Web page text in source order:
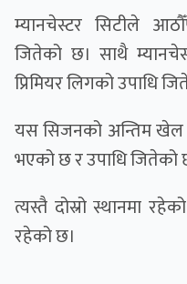
म्यानचेस्टर सिटीले
जितेको छ। साथै
प्रिमियर लिगको उपाधि
यस सिजनको अन्तिम खेल
भएको छ र उपाधि जितेको
त्यस्तै दोस्रो स्थानमा
रहेको छ।